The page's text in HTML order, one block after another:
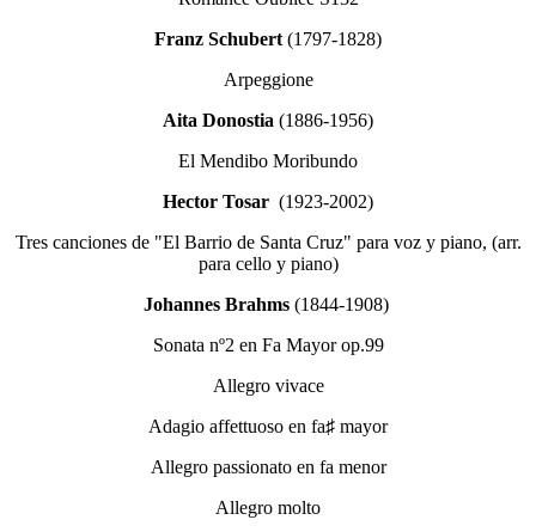
Franz Schubert (1797-1828)
Arpeggione
Aita Donostia (1886-1956)
El Mendibo Moribundo
Hector Tosar (1923-2002)
Tres canciones de "El Barrio de Santa Cruz" para voz y piano, (arr.
para cello y piano)
Johannes Brahms(1844-1908)
Sonata nº2 en Fa Mayor op.99
Allegro vivace
Adagio affettuoso en fa♯ mayor
Allegro passionato en fa menor
Allegro molto